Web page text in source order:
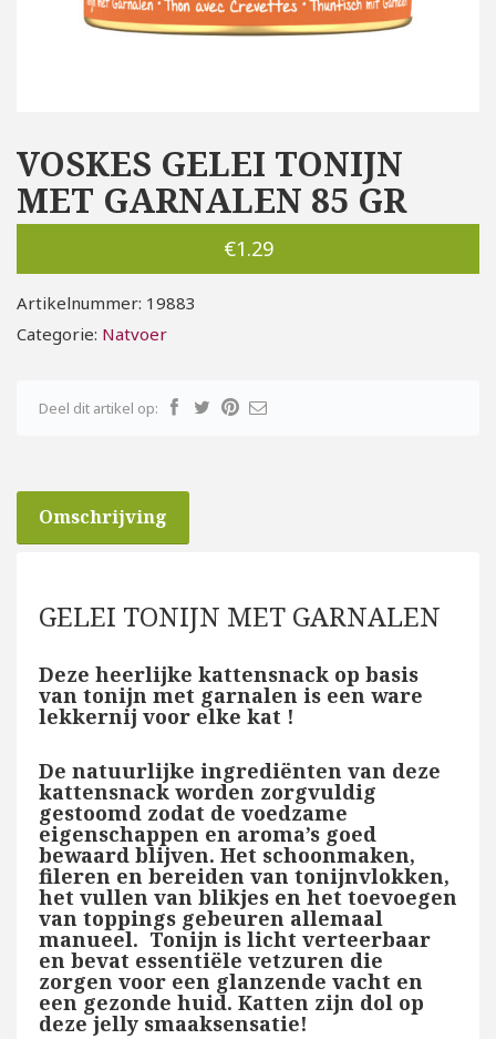
VOSKES GELEI TONIJN
MET GARNALEN 85 GR
€1.29
Artikelnummer: 19883
Categorie: Natvoer
Deel dit artikel op:
Omschrijving
GELEI TONIJN MET GARNALEN
Deze heerlijke kattensnack op basis
van tonijn met garnalen is een ware
lekkernij voor elke kat !
De natuurlijke ingrediënten van deze
kattensnack worden zorgvuldig
gestoomd zodat de voedzame
eigenschappen en aroma’s goed
bewaard blijven. Het schoonmaken,
fileren en bereiden van tonijnvlokken,
het vullen van blikjes en het toevoegen
van toppings gebeuren allemaal
manueel. Tonijn is licht verteerbaar
en bevat essentiële vetzuren die
zorgen voor een glanzende vacht en
een gezonde huid. Katten zijn dol op
deze jelly smaaksensatie!